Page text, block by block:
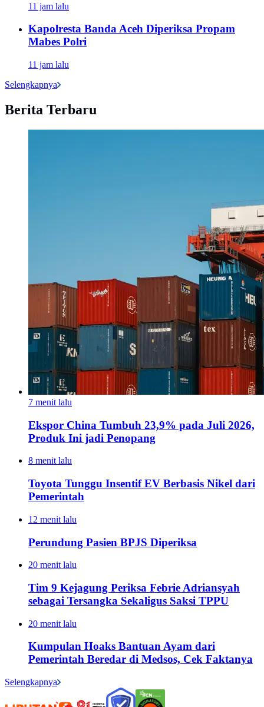
11 jam lalu
Kapolresta Banda Aceh Diperiksa Propam
Mabes Polri
11 jam lalu
Selengkapnya
Berita Terbaru
7 menit lalu
Ekspor China Tumbuh 23,9% pada Juli 2026,
Produk Ini jadi Penopang
8 menit lalu
Toyota Tunggu Insentif EV Berbasis Nikel dari
Pemerintah
12 menit lalu
Perundung Pasien BPJS Diperiksa
20 menit lalu
Tim 9 Kejagung Periksa Febrie Adriansyah
sebagai Tersangka Sekaligus Saksi TPPU
20 menit lalu
Kumpulan Hoaks Bantuan Ayam dari
Pemerintah Beredar di Medsos, Cek Faktanya
Selengkapnya